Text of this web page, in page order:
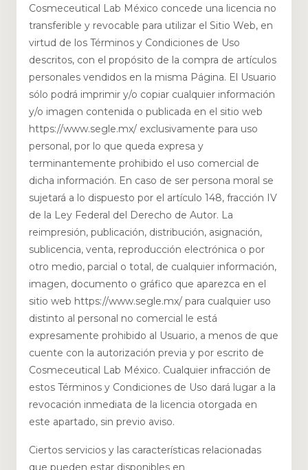
Cosmeceutical Lab México concede una licencia no
transferible y revocable para utilizar el Sitio Web, en
virtud de los Términos y Condiciones de Uso
descritos, con el propósito de la compra de artículos
personales vendidos en la misma Página. El Usuario
sólo podrá imprimir y/o copiar cualquier información
y/o imagen contenida o publicada en el sitio web
https://www.segle.mx/ exclusivamente para uso
personal, por lo que queda expresa y
terminantemente prohibido el uso comercial de
dicha información. En caso de ser persona moral se
sujetará a lo dispuesto por el artículo 148, fracción IV
de la Ley Federal del Derecho de Autor. La
reimpresión, publicación, distribución, asignación,
sublicencia, venta, reproducción electrónica o por
otro medio, parcial o total, de cualquier información,
imagen, documento o gráfico que aparezca en el
sitio web https://www.segle.mx/ para cualquier uso
distinto al personal no comercial le está
expresamente prohibido al Usuario, a menos de que
cuente con la autorización previa y por escrito de
Cosmeceutical Lab México. Cualquier infracción de
estos Términos y Condiciones de Uso dará lugar a la
revocación inmediata de la licencia otorgada en
este apartado, sin previo aviso.
Ciertos servicios y las características relacionadas
que pueden estar disponibles en